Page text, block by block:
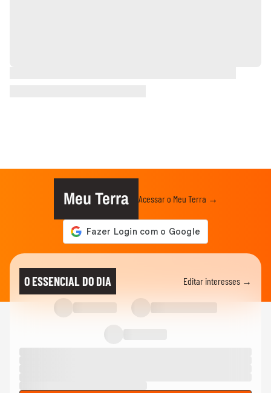
Meu Terra Acessar o Meu Terra →
O ESSENCIAL DO DIA Editar interesses →